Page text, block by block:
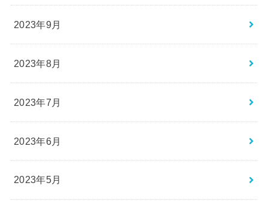
2023年9月
2023年8月
2023年7月
2023年6月
2023年5月